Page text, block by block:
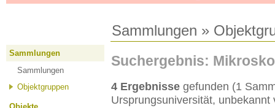
Sammlungen »
Sammlungen
Sammlungen
Objektgruppen
Suchergebnis:
4 Ergebnisse gefunden (1
Ursprungsuniversität,